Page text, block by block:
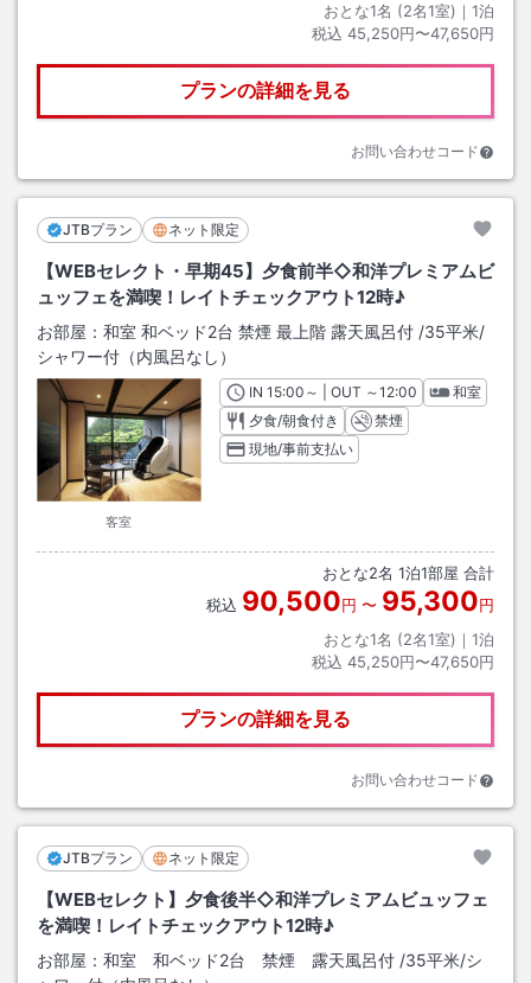
おとな1名 (2名1室)｜ 1泊
税込 45,250円〜47,650円
プランの詳細を見る
お問い合わせコード
JTBプラン ネット限定
【WEBセレクト・早期45】夕食前半◇和洋プレミアムビ
ュッフェを満喫！レイトチェックアウト12時♪
お部屋： 和室 和ベッド2台 禁煙 最上階 露天風呂付 /35平米/
シャワー付（内風呂なし）
客室
INチェックイン
15:00 ～ | OUT チェックアウト
～12:00
和室
夕食/朝食付き
禁煙
現地/事前支払い
おとな2名 1泊1部屋 合計
税込 90,500円 〜 95,300円
おとな1名 (2名1室)｜ 1泊
税込 45,250円〜47,650円
プランの詳細を見る
お問い合わせコード
JTBプラン ネット限定
【WEBセレクト】夕食後半◇和洋プレミアムビュッフェ
を満喫！レイトチェックアウト12時♪
お部屋： 和室 和ベッド2台 禁煙 露天風呂付 /35平米/シ